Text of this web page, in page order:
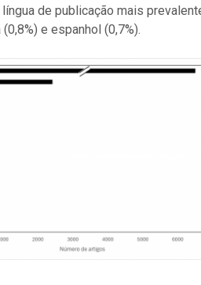
de publicação mais
(0,8%) e espanhol (0,7%).